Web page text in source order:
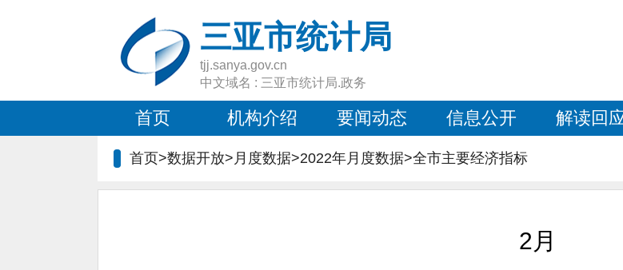
三亚市统计局
tjj.sanya.gov.cn
中文域名 : 三亚市统计局.政务
首页 机构介绍 要闻动态 信息公开 解读回
首页>数据开放>月度数据>2022年月度数据>全市主要经济指标
2月